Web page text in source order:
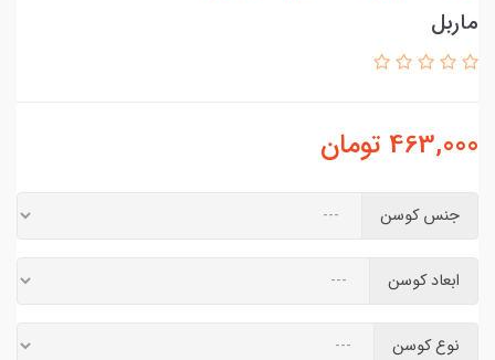
ماربل
463,000 تومان
جنس کوسن
ابعاد کوسن
نوع کوسن